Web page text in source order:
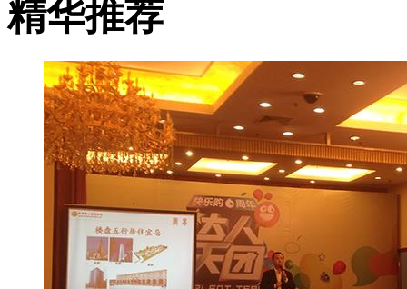
精华推荐